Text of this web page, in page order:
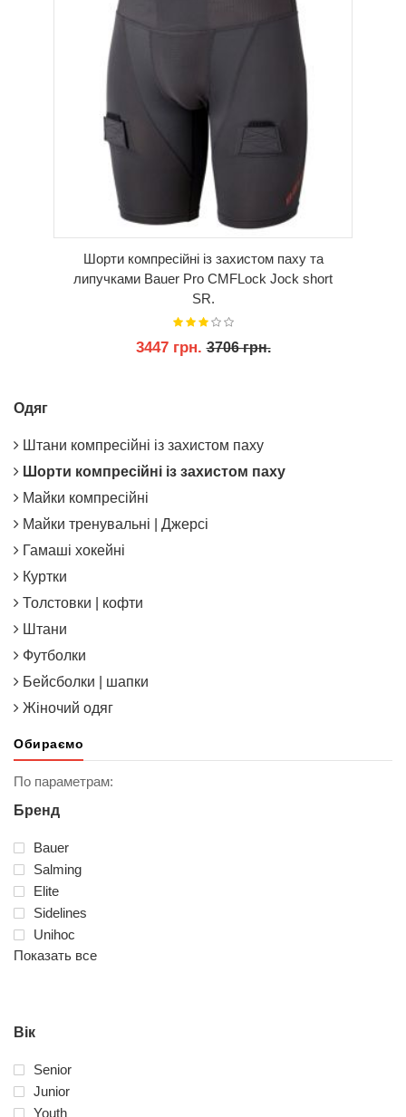
Шорти компресійні із захистом паху та
липучками Bauer Pro CMFLock Jock short
SR.
3447 грн.3706 грн.
Одяг
Штани компресійні із захистом паху
Шорти компресійні із захистом паху
Майки компресійні
Майки тренувальні | Джерсі
Гамаші хокейні
Куртки
Толстовки | кофти
Штани
Футболки
Бейсболки | шапки
Жіночий одяг
Обираємо
По параметрам:
Бренд
Bauer
Salming
Elite
Sidelines
Unihoc
Показать все
Вік
Senior
Junior
Youth